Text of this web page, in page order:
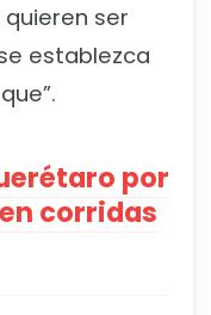
ser
establezca
por
corridas